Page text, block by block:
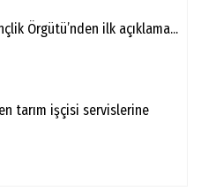
Örgütü’nden ilk açıklama...
tarım işçisi servislerine